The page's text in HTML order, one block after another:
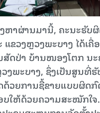
ຫາຜ່ານມານີ້, ຄະນະຮັບ
ແຂວງຫຼວງພະບາງ ໄດ້ເຄື່
ດປ່າ ບ້ານໜອງໂຕກ ນ
ງພະບາງ, ຊຶ່ງເປັນສູນທີ່ຮັ
ດ້ວຍການຊື້ຂາຍແບບຜິດ
ບໃຫ້ດ້ວຍຄວາມສະໝັກໃຈ